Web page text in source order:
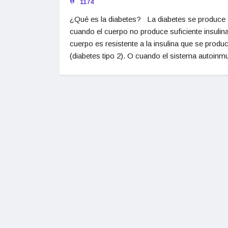
1174
¿Qué es la diabetes? La diabetes se produce
cuando el cuerpo no produce suficiente
cuerpo es resistente a la insulina que se
(diabetes tipo 2). O cuando el sistema